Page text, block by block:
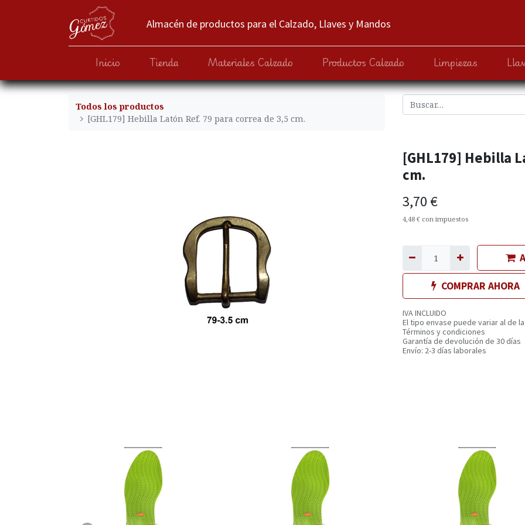
Almacén de productos para el Calzado, Llaves y Mandos
Inicio Tienda Materiales Calzado Productos Calzado Limpiezas
Todos los productos
[GHL179] Hebilla Latón Ref. 79 para correa de 3,5 cm.
[GHL179] Hebilla
cm.
3,70 €
4,48 € con impuestos
COMPRAR AHORA
IVA INCLUIDO
El tipo envase puede variar al de
Términos y condiciones
Garantía de devolución de 30 días
Envío: 2-3 días laborales